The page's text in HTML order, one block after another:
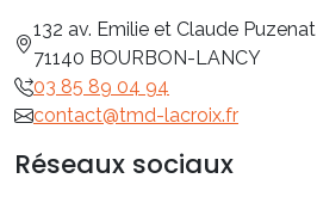
132 av. Emilie et Claude Puzenat
71140 BOURBON-LANCY
03 85 89 04 94
contact@tmd-lacroix.fr
Réseaux sociaux